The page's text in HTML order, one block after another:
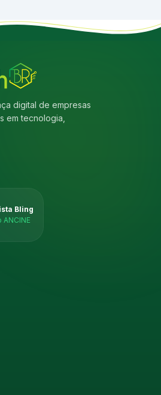
digital de empresas
em tecnologia,
Bling